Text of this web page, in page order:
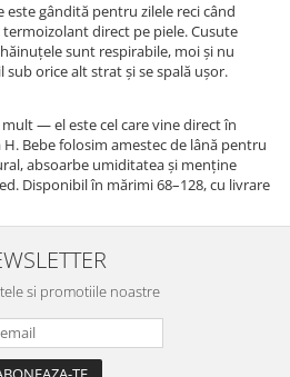
este gândită pentru zilele reci când
direct pe piele. Cusute
sunt respirabile, moi și nu
orice alt strat și se spală ușor.
— el este cel care vine direct în
Bebe folosim amestec de lână pentru
absoarbe umiditatea și menține
Disponibil în mărimi 68–128, cu livrare
si promotiile noastre